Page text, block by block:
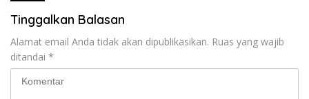
Tinggalkan Balasan
Alamat email Anda tidak akan dipublikasikan. Ruas yang wajib
ditandai *